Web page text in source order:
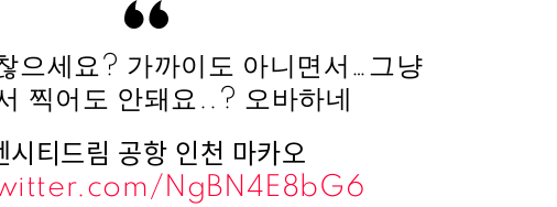
으세요? 가까이도 아니면서…그냥
찍어도 안돼요..? 오바하네
시티드림 공항 인천 마카오
NgBN4E8bG6